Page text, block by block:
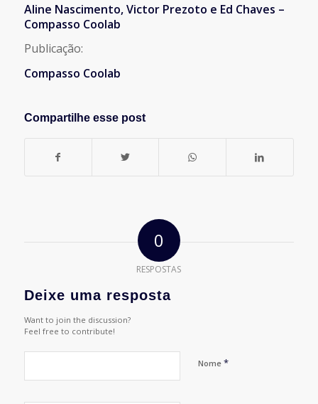
Aline Nascimento, Victor Prezoto e Ed Chaves –
Compasso Coolab
Publicação:
Compasso Coolab
Compartilhe esse post
0
RESPOSTAS
Deixe uma resposta
Want to join the discussion?
Feel free to contribute!
Nome *